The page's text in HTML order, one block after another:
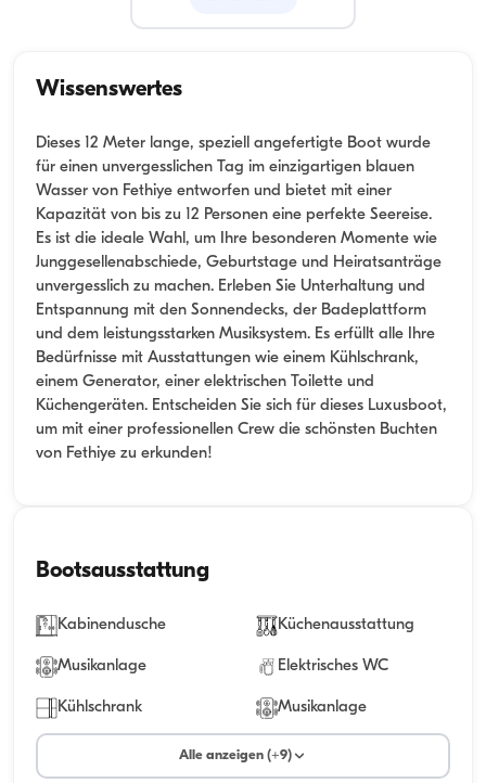
Wissenswertes
Dieses 12 Meter lange, speziell angefertigte Boot wurde
für einen unvergesslichen Tag im einzigartigen blauen
Wasser von Fethiye entworfen und bietet mit einer
Kapazität von bis zu 12 Personen eine perfekte Seereise.
Es ist die ideale Wahl, um Ihre besonderen Momente wie
Junggesellenabschiede, Geburtstage und Heiratsanträge
unvergesslich zu machen. Erleben Sie Unterhaltung und
Entspannung mit den Sonnendecks, der Badeplattform
und dem leistungsstarken Musiksystem. Es erfüllt alle Ihre
Bedürfnisse mit Ausstattungen wie einem Kühlschrank,
einem Generator, einer elektrischen Toilette und
Küchengeräten. Entscheiden Sie sich für dieses Luxusboot,
um mit einer professionellen Crew die schönsten Buchten
von Fethiye zu erkunden!
Bootsausstattung
Kabinendusche Küchenausstattung
Musikanlage Elektrisches WC
Kühlschrank Musikanlage
Alle anzeigen (+9)